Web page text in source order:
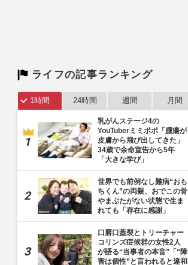
ライフの記事ランキング
1時間 24時間 週間 月間
乳がんステージ4の
YouTuberミミポポ「腫瘍が
皮膚から飛び出してきた」
34歳で余命宣告から5年
「大きな学び」
世界でも前例なし難病“おも
ちくん”の両親、おでこの骨
やまぶたがない状態で生ま
れても「存在に感謝」
口唇口蓋裂とトリーチャー
コリンズ症候群の女性2人
が語る“当事者の本音”「“障
害は個性”と言われると違和